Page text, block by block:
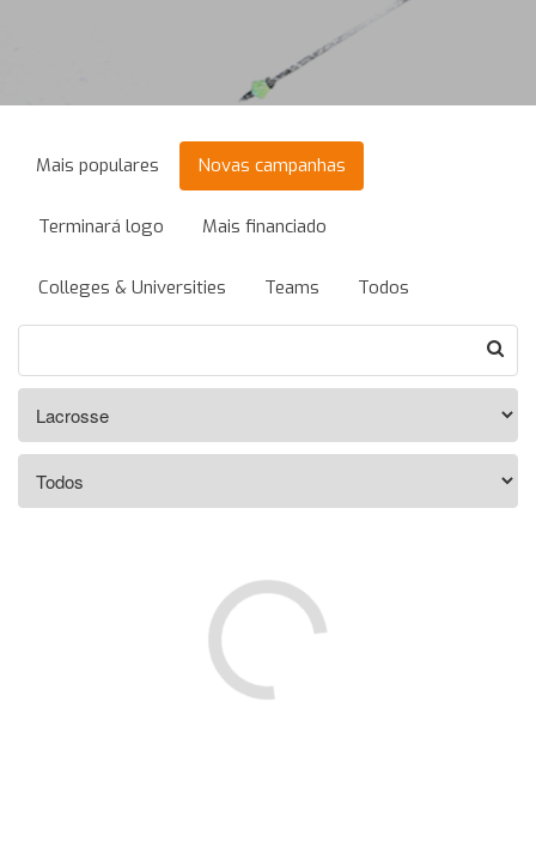
Mais populares Novas campanhas
Terminará logo Mais financiado
Colleges & Universities Teams Todos